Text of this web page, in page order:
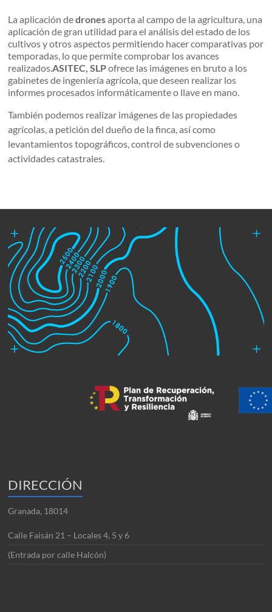
La aplicación dedronesaporta al campo de la agricultura, una
aplicación de gran utilidad para el análisis del estado de los
cultivos y otros aspectos permitiendo hacer comparativas por
temporadas, lo que permite comprobar los avances
realizados.ASITEC, SLPofrece las imágenes en bruto a los
gabinetes de ingeniería agrícola, que deseen realizar los
informes procesados informáticamente o llave en mano.
También podemos realizar imágenes de las propiedades
agrícolas, a petición del dueño de la finca, así como
levantamientos topográficos, control de subvenciones o
actividades catastrales.
DIRECCIÓN
Granada, 18014
Calle Faisán 21 – Locales 4, 5 y 6
(Entrada por calle Halcón)